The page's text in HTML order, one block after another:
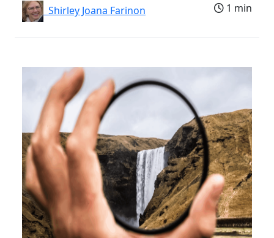
Shirley Joana Farinon
1 min